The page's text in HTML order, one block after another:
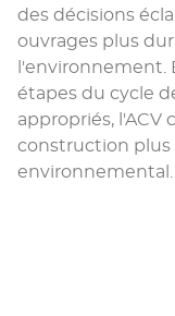
des décisions
ouvrages plus
l'environnement.
étapes du cycle
appropriés, l'ACV
construction plus
environnemental.